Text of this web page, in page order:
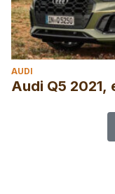
AUDI
Audi Q5 2021,